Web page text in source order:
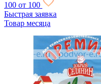
100 от 100
Быстрая заявка
Товар месяца